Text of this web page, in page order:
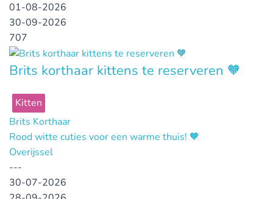
01-08-2026
30-09-2026
707
Brits korthaar kittens te reserveren 🧡
Kitten
Brits Korthaar
Rood witte cuties voor een warme thuis! 🧡
Overijssel
---
30-07-2026